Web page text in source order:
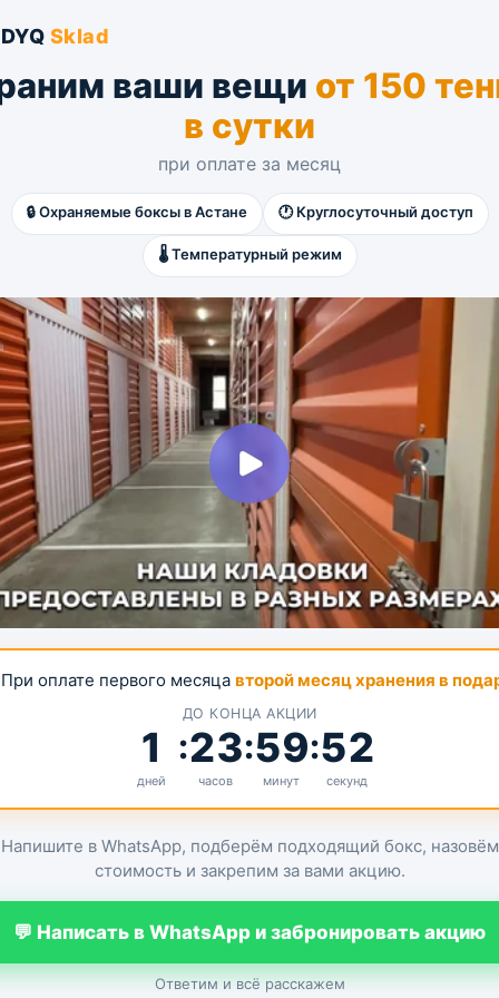
Sklad
ваши вещи от 150
в сутки
при оплате за месяц
🔒 Охраняемые боксы в Астане 🕐 Круглосуточный доступ
🌡️ Температурный режим
оплате первого месяца второй месяц хранения в
ДО КОНЦА АКЦИИ
1
дней
:23
часов
:59
минут
:52
секунд
Напишите в WhatsApp, подберём подходящий бокс, назовём
стоимость и закрепим за вами акцию.
💬 Написать в WhatsApp и забронировать акцию
Ответим и всё расскажем